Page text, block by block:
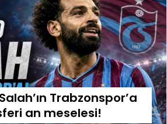
Trabzonspor’a
an meselesi!